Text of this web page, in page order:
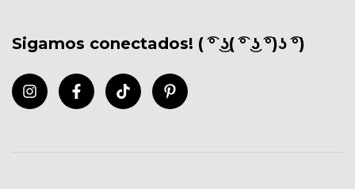
Sigamos conectados! ( ͡° ͜ʖ( ͡° ͜ʖ ͡°)ʖ ͡°)